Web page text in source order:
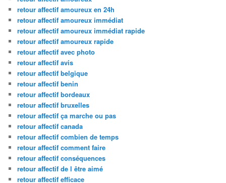
retour affectif amoureux en 24h
retour affectif amoureux immédiat
retour affectif amoureux immédiat rapide
retour affectif amoureux rapide
retour affectif avec photo
retour affectif avis
retour affectif belgique
retour affectif benin
retour affectif bordeaux
retour affectif bruxelles
retour affectif ça marche ou pas
retour affectif canada
retour affectif combien de temps
retour affectif comment faire
retour affectif conséquences
retour affectif de l être aimé
retour affectif efficace